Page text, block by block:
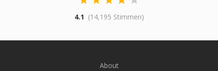
4.1 (14,195 Stimmen)
About